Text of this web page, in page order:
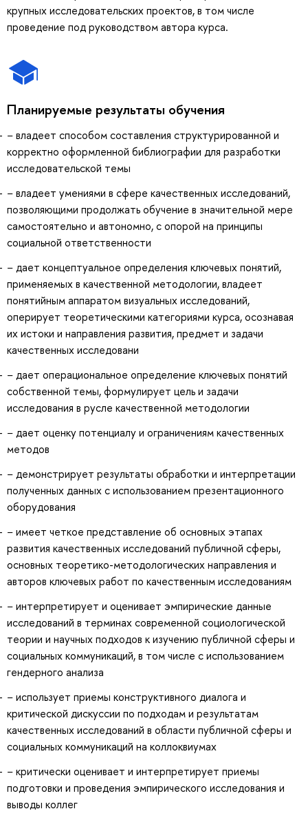
крупных исследовательских проектов, в том числе
проведение под руководством автора курса.
Планируемые результаты обучения
− владеет способом составления структурированной и
корректно оформленной библиографии для разработки
исследовательской темы
− владеет умениями в сфере качественных исследований,
позволяющими продолжать обучение в значительной мере
самостоятельно и автономно, с опорой на принципы
социальной ответственности
− дает концептуальное определения ключевых понятий,
применяемых в качественной методологии, владеет
понятийным аппаратом визуальных исследований,
оперирует теоретическими категориями курса, осознавая
их истоки и направления развития, предмет и задачи
качественных исследовани
− дает операциональное определение ключевых понятий
собственной темы, формулирует цель и задачи
исследования в русле качественной методологии
− дает оценку потенциалу и ограничениям качественных
методов
− демонстрирует результаты обработки и интерпретации
полученных данных с использованием презентационного
оборудования
− имеет четкое представление об основных этапах
развития качественных исследований публичной сферы,
основных теоретико-методологических направления и
авторов ключевых работ по качественным исследованиям
− интерпретирует и оценивает эмпирические данные
исследований в терминах современной социологической
теории и научных подходов к изучению публичной сферы и
социальных коммуникаций, в том числе с использованием
гендерного анализа
− использует приемы конструктивного диалога и
критической дискуссии по подходам и результатам
качественных исследований в области публичной сферы и
социальных коммуникаций на коллоквиумах
− критически оценивает и интерпретирует приемы
подготовки и проведения эмпирического исследования и
выводы коллег